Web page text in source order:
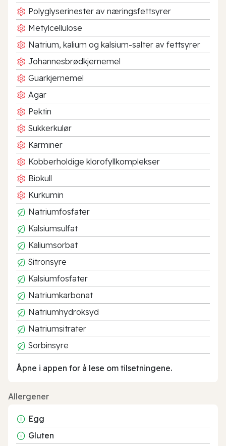
Polyglyserinester av næringsfettsyrer
Metylcellulose
Natrium, kalium og kalsium-salter av fettsyrer
Johannesbrødkjernemel
Guarkjernemel
Agar
Pektin
Sukkerkulør
Karminer
Kobberholdige klorofyllkomplekser
Biokull
Kurkumin
Natriumfosfater
Kalsiumsulfat
Kaliumsorbat
Sitronsyre
Kalsiumfosfater
Natriumkarbonat
Natriumhydroksyd
Natriumsitrater
Sorbinsyre
Åpne i appen for å lese om tilsetningene.
Allergener
Egg
Gluten